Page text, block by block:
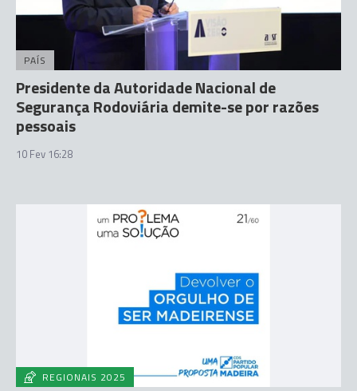
PAÍS
Presidente da Autoridade Nacional de
Segurança Rodoviária demite-se por razões
pessoais
10 Fev 16:28
REGIONAIS 2025